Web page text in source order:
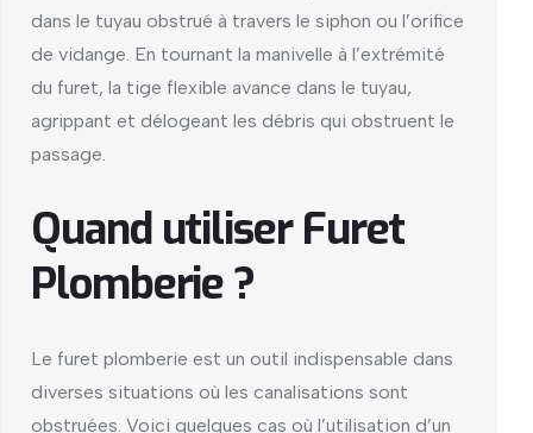
dans le tuyau obstrué à travers le siphon ou l’orifice
de vidange. En tournant la manivelle à l’extrémité
du furet, la tige flexible avance dans le tuyau,
agrippant et délogeant les débris qui obstruent le
passage.
Quand utiliser Furet
Plomberie ?
Le furet plomberie est un outil indispensable dans
diverses situations où les canalisations sont
obstruées. Voici quelques cas où l’utilisation d’un